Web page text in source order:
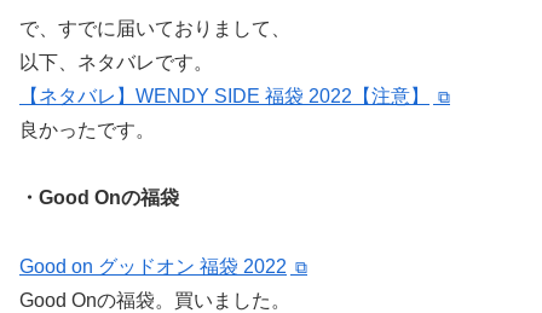
で、すでに届いておりまして、
以下、ネタバレです。
【ネタバレ】WENDY SIDE 福袋 2022【注意】
良かったです。
・Good Onの福袋
Good on グッドオン 福袋 2022
Good Onの福袋。買いました。